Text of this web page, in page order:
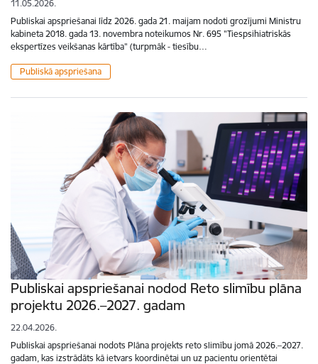
11.05.2026.
Publiskai apspriešanai līdz 2026. gada 21. maijam nodoti grozījumi Ministru
kabineta 2018. gada 13. novembra noteikumos Nr. 695 "Tiespsihiatriskās
ekspertīzes veikšanas kārtība" (turpmāk - tiesību…
Publiskā apspriešana
Publiskai apspriešanai nodod Reto slimību plāna
projektu 2026.–2027. gadam
22.04.2026.
Publiskai apspriešanai nodots Plāna projekts reto slimību jomā 2026.–2027.
gadam, kas izstrādāts kā ietvars koordinētai un uz pacientu orientētai